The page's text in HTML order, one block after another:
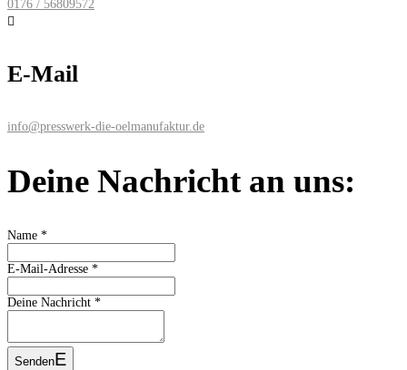
0176 / 56809572

E-Mail
info@presswerk-die-oelmanufaktur.de
Deine Nachricht an uns:
Name *
E-Mail-Adresse *
Deine Nachricht *
Senden